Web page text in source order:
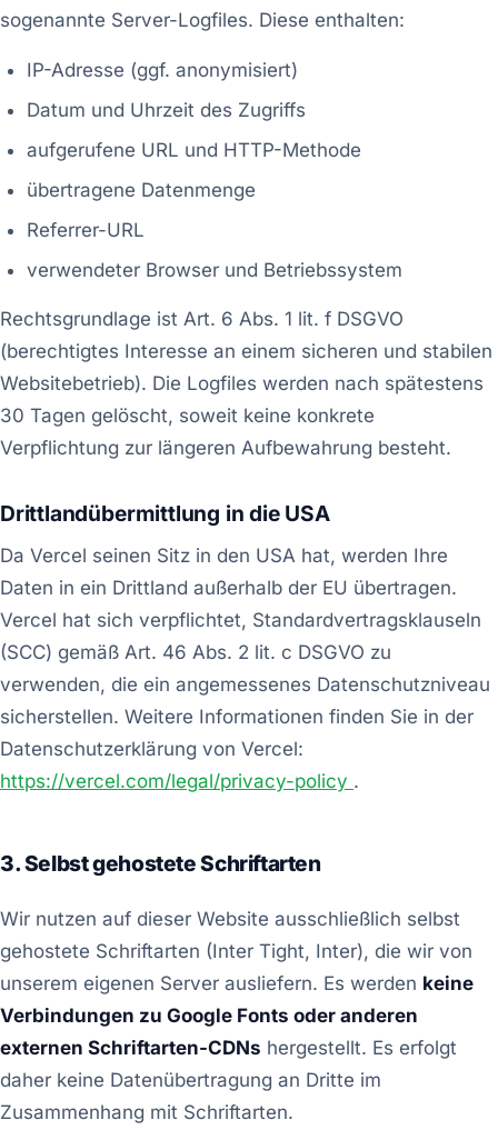
sogenannte Server-Logfiles. Diese enthalten:
IP-Adresse (ggf. anonymisiert)
Datum und Uhrzeit des Zugriffs
aufgerufene URL und HTTP-Methode
übertragene Datenmenge
Referrer-URL
verwendeter Browser und Betriebssystem
Rechtsgrundlage ist Art. 6 Abs. 1 lit. f DSGVO
(berechtigtes Interesse an einem sicheren und stabilen
Websitebetrieb). Die Logfiles werden nach spätestens
30 Tagen gelöscht, soweit keine konkrete
Verpflichtung zur längeren Aufbewahrung besteht.
Drittlandübermittlung in die USA
Da Vercel seinen Sitz in den USA hat, werden Ihre
Daten in ein Drittland außerhalb der EU übertragen.
Vercel hat sich verpflichtet, Standardvertragsklauseln
(SCC) gemäß Art. 46 Abs. 2 lit. c DSGVO zu
verwenden, die ein angemessenes Datenschutzniveau
sicherstellen. Weitere Informationen finden Sie in der
Datenschutzerklärung von Vercel:
https://vercel.com/legal/privacy-policy .
3. Selbst gehostete Schriftarten
Wir nutzen auf dieser Website ausschließlich selbst
gehostete Schriftarten (Inter Tight, Inter), die wir von
unserem eigenen Server ausliefern. Es werden keine
Verbindungen zu Google Fonts oder anderen
externen Schriftarten-CDNs hergestellt. Es erfolgt
daher keine Datenübertragung an Dritte im
Zusammenhang mit Schriftarten.